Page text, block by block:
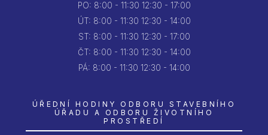
PO: 8:00 - 11:30 12:30 - 17:00
ÚT: 8:00 - 11:30 12:30 - 14:00
ST: 8:00 - 11:30 12:30 - 17:00
ČT: 8:00 - 11:30 12:30 - 14:00
PÁ: 8:00 - 11:30 12:30 - 14:00
ÚŘEDNÍ HODINY ODBORU STAVEBNÍHO
ÚŘADU A ODBORU ŽIVOTNÍHO
PROSTŘEDÍ